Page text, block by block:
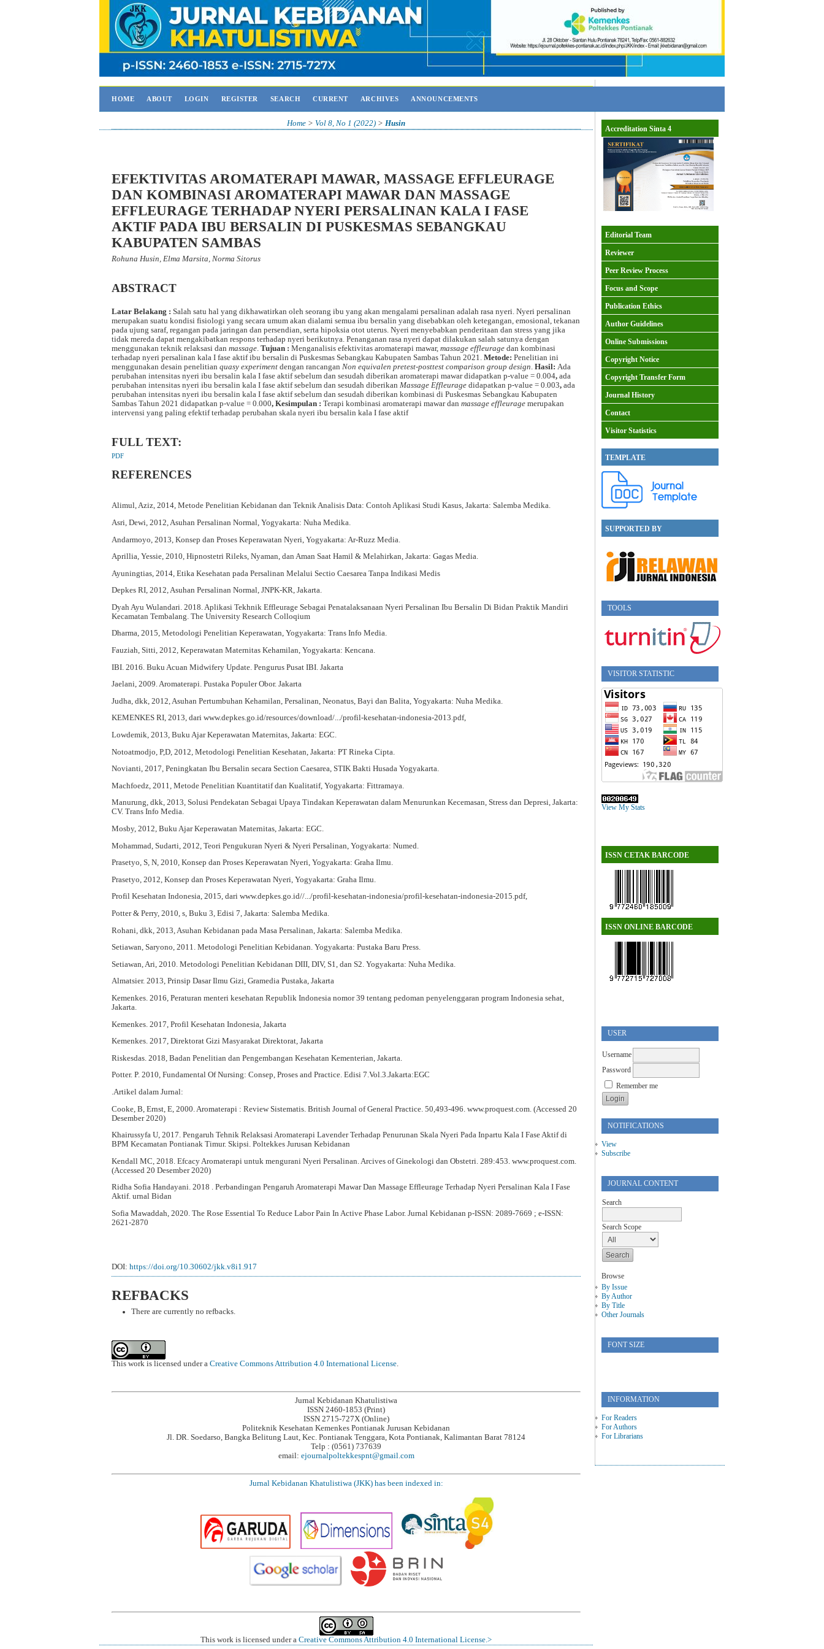
Accreditation Sinta 4
Editorial Team
Reviewer
Peer Review Process
Focus and Scope
Publication Ethics
Author Guidelines
Online Submissions
Copyright Notice
Copyright Transfer Form
Journal History
Contact
Visitor Statistics
TEMPLATE
SUPPORTED BY
TOOLS
VISITOR STATISTIC
View My Stats
ISSN CETAK BARCODE
ISSN ONLINE BARCODE
USER
Username
Password
Remember me
NOTIFICATIONS
View
Subscribe
JOURNAL CONTENT
Search
Search Scope
Browse
By Issue
By Author
By Title
Other Journals
FONT SIZE
INFORMATION
For Readers
For Authors
For Librarians
HOME ABOUT LOGIN REGISTER SEARCH CURRENT ARCHIVES ANNOUNCEMENTS
Home > Vol 8, No 1 (2022) > Husin
EFEKTIVITAS AROMATERAPI MAWAR, MASSAGE EFFLEURAGE
DAN KOMBINASI AROMATERAPI MAWAR DAN MASSAGE
EFFLEURAGE TERHADAP NYERI PERSALINAN KALA I FASE
AKTIF PADA IBU BERSALIN DI PUSKESMAS SEBANGKAU
KABUPATEN SAMBAS
Rohuna Husin, Elma Marsita, Norma Sitorus
ABSTRACT
Latar Belakang : Salah satu hal yang dikhawatirkan oleh seorang ibu yang akan mengalami persalinan adalah rasa nyeri. Nyeri persalinan
merupakan suatu kondisi fisiologi yang secara umum akan dialami semua ibu bersalin yang disebabkan oleh ketegangan, emosional, tekanan
pada ujung saraf, regangan pada jaringan dan persendian, serta hipoksia otot uterus. Nyeri menyebabkan penderitaan dan stress yang jika
tidak mereda dapat mengakibatkan respons terhadap nyeri berikutnya. Penanganan rasa nyeri dapat dilakukan salah satunya dengan
menggunakan teknik relaksasi dan massage. Tujuan : Menganalisis efektivitas aromaterapi mawar, massage effleurage dan kombinasi
terhadap nyeri persalinan kala I fase aktif ibu bersalin di Puskesmas Sebangkau Kabupaten Sambas Tahun 2021. Metode: Penelitian ini
menggunakan desain penelitian quasy experiment dengan rancangan Non equivalen pretest-posttest comparison group design. Hasil: Ada
perubahan intensitas nyeri ibu bersalin kala I fase aktif sebelum dan sesudah diberikan aromaterapi mawar didapatkan p-value = 0.004, ada
perubahan intensitas nyeri ibu bersalin kala I fase aktif sebelum dan sesudah diberikan Massage Effleurage didapatkan p-value = 0.003, ada
perubahan intensitas nyeri ibu bersalin kala I fase aktif sebelum dan sesudah diberikan kombinasi di Puskesmas Sebangkau Kabupaten
Sambas Tahun 2021 didapatkan p-value = 0.000, Kesimpulan : Terapi kombinasi aromaterapi mawar dan massage effleurage merupakan
intervensi yang paling efektif terhadap perubahan skala nyeri ibu bersalin kala I fase aktif
FULL TEXT:
PDF
REFERENCES
Alimul, Aziz, 2014, Metode Penelitian Kebidanan dan Teknik Analisis Data: Contoh Aplikasi Studi Kasus, Jakarta: Salemba Medika.
Asri, Dewi, 2012, Asuhan Persalinan Normal, Yogyakarta: Nuha Medika.
Andarmoyo, 2013, Konsep dan Proses Keperawatan Nyeri, Yogyakarta: Ar-Ruzz Media.
Aprillia, Yessie, 2010, Hipnostetri Rileks, Nyaman, dan Aman Saat Hamil & Melahirkan, Jakarta: Gagas Media.
Ayuningtias, 2014, Etika Kesehatan pada Persalinan Melalui Sectio Caesarea Tanpa Indikasi Medis
Depkes RI, 2012, Asuhan Persalinan Normal, JNPK-KR, Jakarta.
Dyah Ayu Wulandari. 2018. Aplikasi Tekhnik Effleurage Sebagai Penatalaksanaan Nyeri Persalinan Ibu Bersalin Di Bidan Praktik Mandiri
Kecamatan Tembalang. The University Research Colloqium
Dharma, 2015, Metodologi Penelitian Keperawatan, Yogyakarta: Trans Info Media.
Fauziah, Sitti, 2012, Keperawatan Maternitas Kehamilan, Yogyakarta: Kencana.
IBI. 2016. Buku Acuan Midwifery Update. Pengurus Pusat IBI. Jakarta
Jaelani, 2009. Aromaterapi. Pustaka Populer Obor. Jakarta
Judha, dkk, 2012, Asuhan Pertumbuhan Kehamilan, Persalinan, Neonatus, Bayi dan Balita, Yogyakarta: Nuha Medika.
KEMENKES RI, 2013, dari www.depkes.go.id/resources/download/.../profil-kesehatan-indonesia-2013.pdf,
Lowdemik, 2013, Buku Ajar Keperawatan Maternitas, Jakarta: EGC.
Notoatmodjo, P,D, 2012, Metodologi Penelitian Kesehatan, Jakarta: PT Rineka Cipta.
Novianti, 2017, Peningkatan Ibu Bersalin secara Section Caesarea, STIK Bakti Husada Yogyakarta.
Machfoedz, 2011, Metode Penelitian Kuantitatif dan Kualitatif, Yogyakarta: Fittramaya.
Manurung, dkk, 2013, Solusi Pendekatan Sebagai Upaya Tindakan Keperawatan dalam Menurunkan Kecemasan, Stress dan Depresi, Jakarta:
CV. Trans Info Media.
Mosby, 2012, Buku Ajar Keperawatan Maternitas, Jakarta: EGC.
Mohammad, Sudarti, 2012, Teori Pengukuran Nyeri & Nyeri Persalinan, Yogyakarta: Numed.
Prasetyo, S, N, 2010, Konsep dan Proses Keperawatan Nyeri, Yogyakarta: Graha Ilmu.
Prasetyo, 2012, Konsep dan Proses Keperawatan Nyeri, Yogyakarta: Graha Ilmu.
Profil Kesehatan Indonesia, 2015, dari www.depkes.go.id//.../profil-kesehatan-indonesia/profil-kesehatan-indonesia-2015.pdf,
Potter & Perry, 2010, s, Buku 3, Edisi 7, Jakarta: Salemba Medika.
Rohani, dkk, 2013, Asuhan Kebidanan pada Masa Persalinan, Jakarta: Salemba Medika.
Setiawan, Saryono, 2011. Metodologi Penelitian Kebidanan. Yogyakarta: Pustaka Baru Press.
Setiawan, Ari, 2010. Metodologi Penelitian Kebidanan DIII, DIV, S1, dan S2. Yogyakarta: Nuha Medika.
Almatsier. 2013, Prinsip Dasar Ilmu Gizi, Gramedia Pustaka, Jakarta
Kemenkes. 2016, Peraturan menteri kesehatan Republik Indonesia nomor 39 tentang pedoman penyelenggaran program Indonesia sehat,
Jakarta.
Kemenkes. 2017, Profil Kesehatan Indonesia, Jakarta
Kemenkes. 2017, Direktorat Gizi Masyarakat Direktorat, Jakarta
Riskesdas. 2018, Badan Penelitian dan Pengembangan Kesehatan Kementerian, Jakarta.
Potter. P. 2010, Fundamental Of Nursing: Consep, Proses and Practice. Edisi 7.Vol.3.Jakarta:EGC
.Artikel dalam Jurnal:
Cooke, B, Ernst, E, 2000. Aromaterapi : Review Sistematis. British Journal of General Practice. 50,493-496. www.proquest.com. (Accessed 20
Desember 2020)
Khairussyfa U, 2017. Pengaruh Tehnik Relaksasi Aromaterapi Lavender Terhadap Penurunan Skala Nyeri Pada Inpartu Kala I Fase Aktif di
BPM Kecamatan Pontianak Timur. Skipsi. Poltekkes Jurusan Kebidanan
Kendall MC, 2018. Efcacy Aromaterapi untuk mengurani Nyeri Persalinan. Arcives of Ginekologi dan Obstetri. 289:453. www.proquest.com.
(Accessed 20 Desember 2020)
Ridha Sofia Handayani. 2018 . Perbandingan Pengaruh Aromaterapi Mawar Dan Massage Effleurage Terhadap Nyeri Persalinan Kala I Fase
Aktif. urnal Bidan
Sofia Mawaddah, 2020. The Rose Essential To Reduce Labor Pain In Active Phase Labor. Jurnal Kebidanan p-ISSN: 2089-7669 ; e-ISSN:
2621-2870
DOI: https://doi.org/10.30602/jkk.v8i1.917
REFBACKS
There are currently no refbacks.
This work is licensed under a Creative Commons Attribution 4.0 International License.
Jurnal Kebidanan Khatulistiwa
ISSN 2460-1853 (Print)
ISSN 2715-727X (Online)
Politeknik Kesehatan Kemenkes Pontianak Jurusan Kebidanan
Jl. DR. Soedarso, Bangka Belitung Laut, Kec. Pontianak Tenggara, Kota Pontianak, Kalimantan Barat 78124
Telp : (0561) 737639
email: ejournalpoltekkespnt@gmail.com
Jurnal Kebidanan Khatulistiwa (JKK) has been indexed in:
This work is licensed under a Creative Commons Attribution 4.0 International License.>